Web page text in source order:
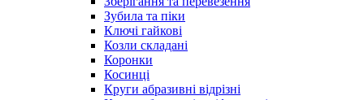
Зубила та піки
Ключі гайкові
Козли складані
Коронки
Косинці
Круги абразивні відрізні